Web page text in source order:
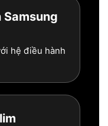
Samsung
hệ điều hành